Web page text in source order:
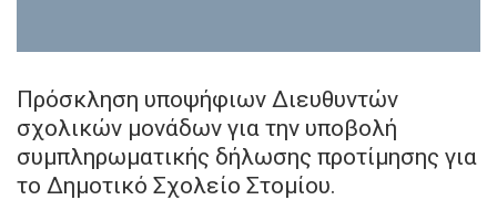
Πρόσκληση υποψήφιων Διευθυντών
σχολικών μονάδων για την υποβολή
συμπληρωματικής δήλωσης προτίμησης για
το Δημοτικό Σχολείο Στομίου.